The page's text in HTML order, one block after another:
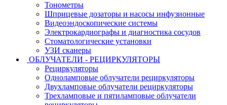
Тонометры
Шприцевые дозаторы и насосы инфузионные
Видеоэндоскопические системы
Электрокардиографы и диагностика сосудов
Стоматологические установки
УЗИ сканеры
ОБЛУЧАТЕЛИ - РЕЦИРКУЛЯТОРЫ
Рециркуляторы
Одноламповые облучатели рециркуляторы
Двухламповые облучатели рециркуляторы
Трехламповые и пятиламповые облучатели